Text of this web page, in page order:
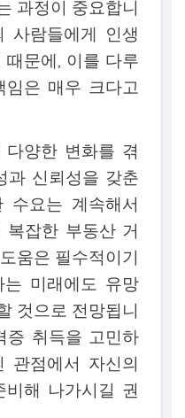
과정이 중요합니
사람들에게 인생
문에, 이를 다루
은 매우 크다고
양한 변화를 겪
과 신뢰성을 갖춘
수요는 계속해서
복잡한 부동산 거
움은 필수적이기
미래에도 유망
것으로 전망됩니
증 취득을 고민하
관점에서 자신의
해 나가시길 권